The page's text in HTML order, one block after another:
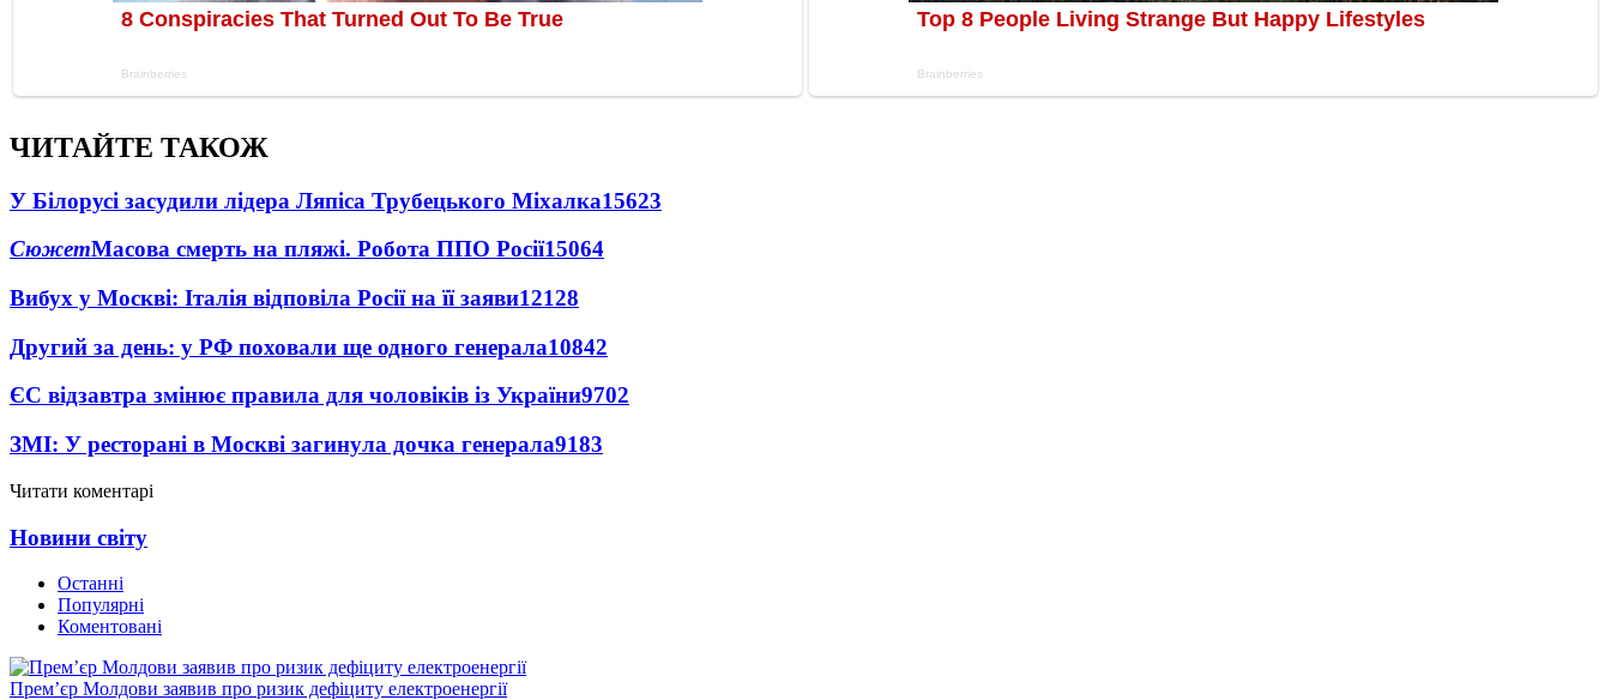
ЧИТАЙТЕ ТАКОЖ
У Білорусі засудили лідера Ляпіса Трубецького Міхалка15623
СюжетМасова смерть на пляжі. Робота ППО Росії15064
Вибух у Москві: Італія відповіла Росії на її заяви12128
Другий за день: у РФ поховали ще одного генерала10842
ЄС відзавтра змінює правила для чоловіків із України9702
ЗМІ: У ресторані в Москві загинула дочка генерала9183
Читати коментарі
Новини світу
Останні
Популярні
Коментовані
Прем’єр Молдови заявив про ризик дефіциту електроенергії